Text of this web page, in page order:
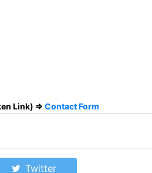
Link) => Contact Form
Twitter